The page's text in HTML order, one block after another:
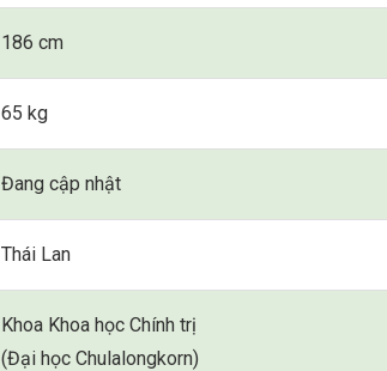
186 cm
65 kg
Đang cập nhật
Thái Lan
Khoa Khoa học Chính trị
(Đại học Chulalongkorn)